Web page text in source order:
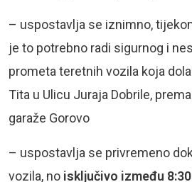
– uspostavlja se iznimno,
je to potrebno radi sigurnog i
prometa teretnih vozila koja
Tita u Ulicu Juraja Dobrile,
garaže Gorovo
– uspostavlja se privremeno
vozila, no isključivo između